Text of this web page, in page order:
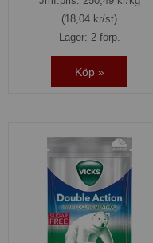
(18,04 kr/st)
Lager: 2 förp.
Köp »